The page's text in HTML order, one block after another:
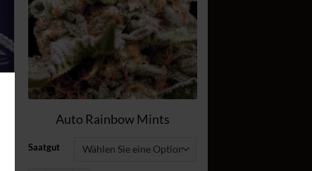
Auto Rainbow Mints
Saatgut